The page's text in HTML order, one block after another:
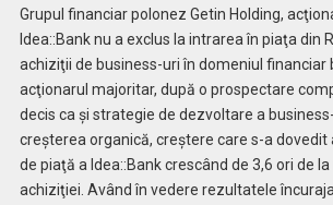
Grupul financiar polonez Getin Holding,
Idea::Bank nu a exclus la intrarea în piaţa din
achiziţii de business-uri în domeniul financiar
acţionarul majoritar, după o prospectare
decis ca şi strategie de dezvoltare a
creşterea organică, creştere care s-a dovedit
de piaţă a Idea::Bank crescând de 3,6 ori de
achiziţiei. Având în vedere rezultatele